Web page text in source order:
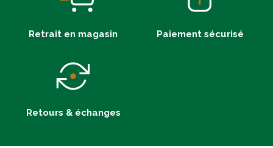
Retrait en magasin Paiement sécurisé
Retours & échanges